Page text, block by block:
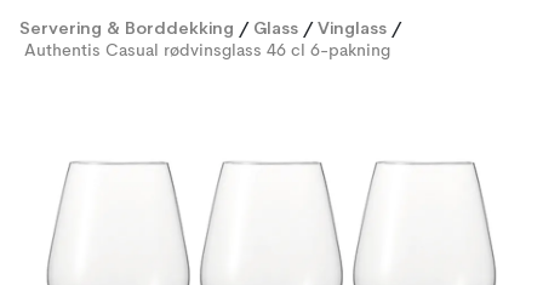
Servering & Borddekking / Glass / Vinglass /
Authentis Casual rødvinsglass 46 cl 6-pakning